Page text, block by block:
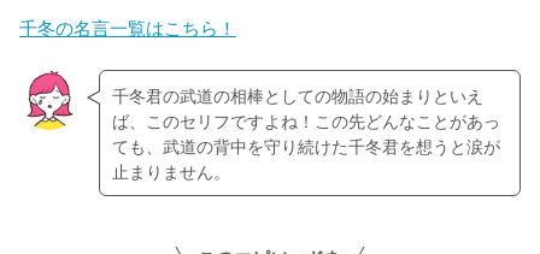
千冬の名言一覧はこちら！
千冬君の武道の相棒としての物語の始まりといえ
ば、このセリフですよね！この先どんなことがあっ
ても、武道の背中を守り続けた千冬君を想うと涙が
止まりません。